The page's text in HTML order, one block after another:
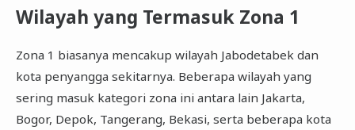
Wilayah yang Termasuk Zona 1
Zona 1 biasanya mencakup wilayah Jabodetabek dan
kota penyangga sekitarnya. Beberapa wilayah yang
sering masuk kategori zona ini antara lain Jakarta,
Bogor, Depok, Tangerang, Bekasi, serta beberapa kota